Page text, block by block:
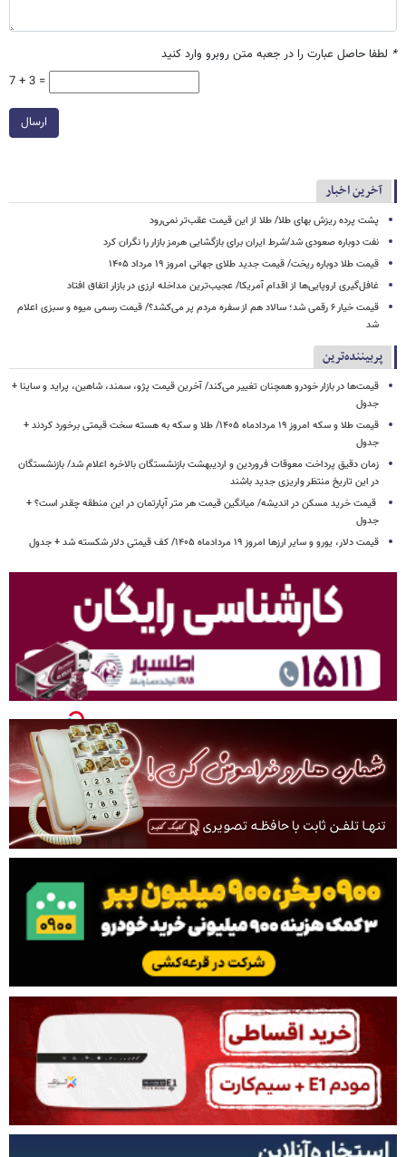
* لطفا حاصل عبارت را در جعبه متن روبرو وارد کنید
7 + 3 =
ارسال
آخرین اخبار
پشت پرده ریزش بهای طلا/ طلا از این قیمت عقب‌تر نمی‌رود
نفت دوباره صعودی شد/شرط ایران برای بازگشایی هرمز بازار را نگران کرد
قیمت طلا دوباره ریخت/ قیمت جدید طلای جهانی امروز ۱۹ مرداد ۱۴۰۵
غافل‌گیری اروپایی‌ها از اقدام آمریکا/ عجیب‌ترین مداخله ارزی در بازار اتفاق افتاد
قیمت خیار ۶ رقمی شد؛ سالاد هم از سفره مردم پر می‌کشد؟/ قیمت رسمی میوه و سبزی اعلام
شد
پربیننده‌ترین
قیمت‌ها در بازار خودرو همچنان تغییر می‌کند/ آخرین قیمت پژو، سمند، شاهین، پراید و ساینا +
جدول
قیمت طلا و سکه امروز ۱۹ مردادماه ۱۴۰۵/ طلا و سکه به هسته سخت قیمتی برخورد کردند +
جدول
زمان دقیق پرداخت معوقات فروردین و اردیبهشت بازنشستگان بالاخره اعلام شد/ بازنشستگان
در این تاریخ منتظر واریزی جدید باشند
قیمت خرید مسکن در اندیشه/ میانگین قیمت هر متر آپارتمان در این منطقه چقدر است؟ +
جدول
قیمت دلار، یورو و سایر ارزها امروز ۱۹ مردادماه ۱۴۰۵/ کف قیمتی دلار شکسته شد + جدول